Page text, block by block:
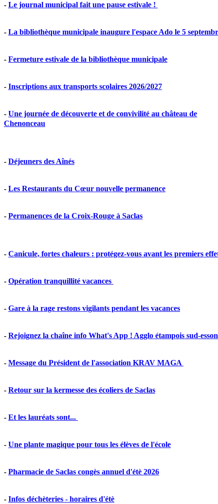
- Le journal municipal fait une pause estivale !
- La bibliothèque municipale inaugure l'espace Ado le 5
- Fermeture estivale de la bibliothèque municipale
- Inscriptions aux transports scolaires 2026/2027
- Une journée de découverte et de convivilité au château de
Chenonceau
- Déjeuners des Aînés
- Les Restaurants du Cœur nouvelle permanence
- Permanences de la Croix-Rouge à Saclas
- Canicule, fortes chaleurs : protégez-vous avant les premiers
- Opération tranquillité vacances
- Gare à la rage restons vigilants pendant les vacances
- Rejoignez la chaîne info What's App ! Agglo étampois sud-
- Message du Président de l'association KRAV MAGA
- Retour sur la kermesse des écoliers de Saclas
- Et les lauréats sont...
- Une plante magique pour tous les élèves de l'école
- Pharmacie de Saclas congès annuel d'étè 2026
- Infos déchèteries - horaires d'étè